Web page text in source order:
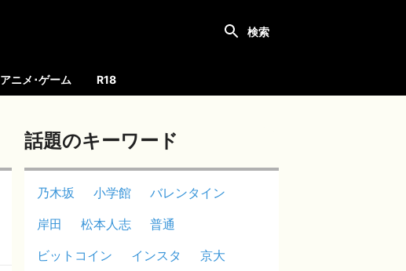
アニメ･ゲーム R18
話題のキーワード
乃木坂 小学館
バレンタイン
岸田
松本人志
普通
ビットコイン
インスタ
京大